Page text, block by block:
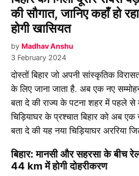
की सौगात, जानिए कहाँ हो
होगी खासियत
by Madhav Anshu
3 February 2024
दोस्तों बिहार जो अपनी सांस्कृतिक
के लिए जाना जाता है. अब एक नए
बता दे की राज्य के पटना शहर में पहले से
चिड़ियाघर के प्रश्चात बिहार को अब एक
बता दे की यह नया चिड़ियाघर अररिया
बिहार: मानसी और सहरसा के बीच
44 km में होगी दोहरीकरण